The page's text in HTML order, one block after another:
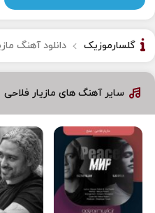
گلسارموزیک دانلود آهنگ
سایر آهنگ های مازیار فلاحی